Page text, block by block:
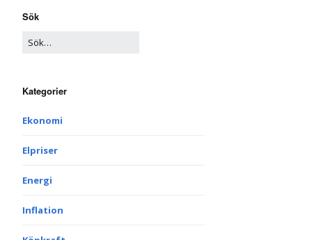
Sök
Kategorier
Ekonomi
Elpriser
Energi
Inflation